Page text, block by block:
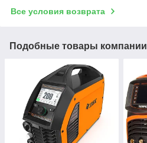
Все условия возврата
Подобные товары компании